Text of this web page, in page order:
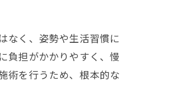
なく、姿勢や生活習慣に
負担がかかりやすく、慢
術を行うため、根本的な